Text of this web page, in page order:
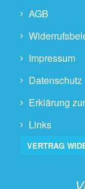
AGB
Impressum
Datenschutz
Erklärung
Links
VERTRAG